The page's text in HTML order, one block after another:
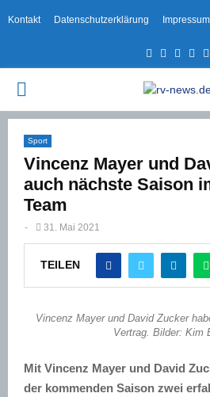
Kontakt Datenschutzerklärung Impressum
Facebook
Twitter
PRIMARY
MENU
Sport
Vincenz Mayer und
auch nächste Saison
Team
- 31. Mai 2021
TEILEN
Vincenz Mayer und David Zucker
Vertrag. Bilder: Kim
Mit Vincenz Mayer und David
der kommenden Saison zwei